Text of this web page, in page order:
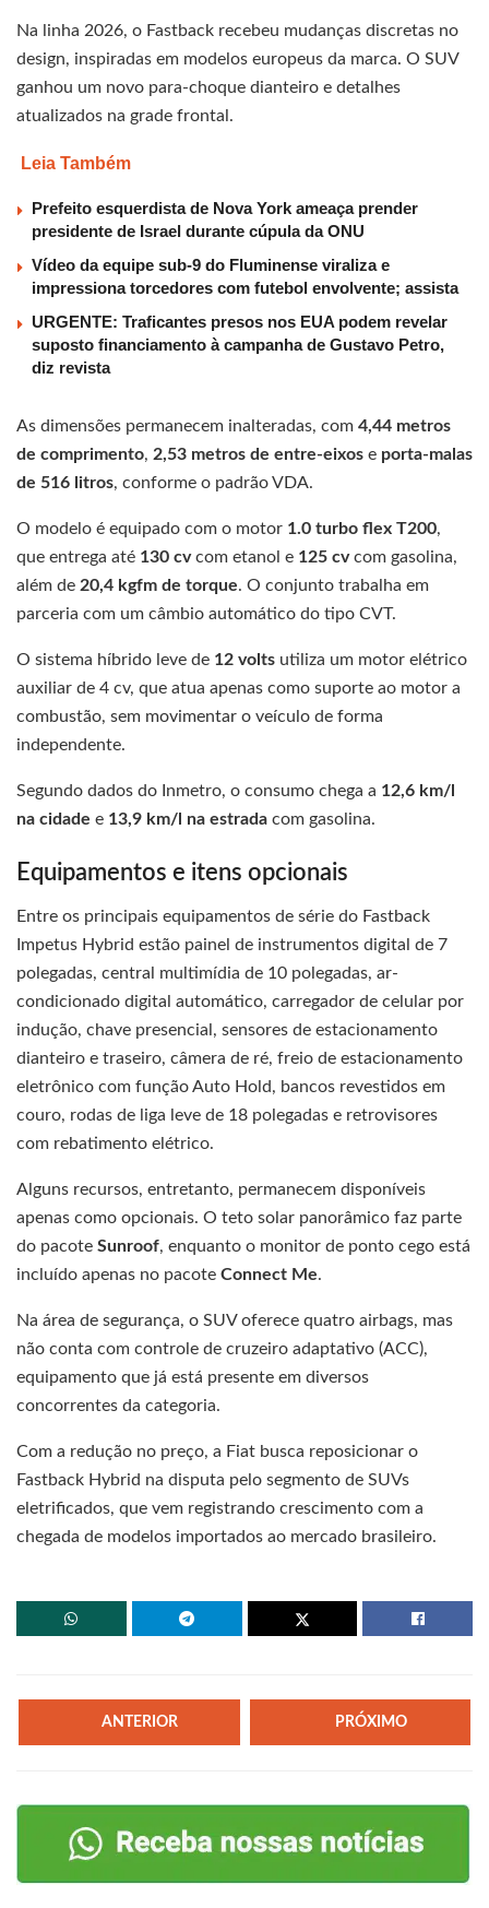
Na linha 2026, o Fastback recebeu mudanças discretas no
design, inspiradas em modelos europeus da marca. O SUV
ganhou um novo para-choque dianteiro e detalhes
atualizados na grade frontal.
Leia Também
Prefeito esquerdista de Nova York ameaça prender
presidente de Israel durante cúpula da ONU
Vídeo da equipe sub-9 do Fluminense viraliza e
impressiona torcedores com futebol envolvente; assista
URGENTE: Traficantes presos nos EUA podem revelar
suposto financiamento à campanha de Gustavo Petro,
diz revista
As dimensões permanecem inalteradas, com 4,44 metros
de comprimento, 2,53 metros de entre-eixos e porta-malas
de 516 litros, conforme o padrão VDA.
O modelo é equipado com o motor 1.0 turbo flex T200,
que entrega até 130 cvcom etanol e 125 cvcom gasolina,
além de 20,4 kgfm de torque. O conjunto trabalha em
parceria com um câmbio automático do tipo CVT.
O sistema híbrido leve de 12 volts utiliza um motor elétrico
auxiliar de 4 cv, que atua apenas como suporte ao motor a
combustão, sem movimentar o veículo de forma
independente.
Segundo dados do Inmetro, o consumo chega a 12,6 km/l
na cidade e 13,9 km/l na estrada com gasolina.
Equipamentos e itens opcionais
Entre os principais equipamentos de série do Fastback
Impetus Hybrid estão painel de instrumentos digital de 7
polegadas, central multimídia de 10 polegadas, ar-
condicionado digital automático, carregador de celular por
indução, chave presencial, sensores de estacionamento
dianteiro e traseiro, câmera de ré, freio de estacionamento
eletrônico com função Auto Hold, bancos revestidos em
couro, rodas de liga leve de 18 polegadas e retrovisores
com rebatimento elétrico.
Alguns recursos, entretanto, permanecem disponíveis
apenas como opcionais. O teto solar panorâmico faz parte
do pacote Sunroof, enquanto o monitor de ponto cego está
incluído apenas no pacote Connect Me.
Na área de segurança, o SUV oferece quatro airbags, mas
não conta com controle de cruzeiro adaptativo (ACC),
equipamento que já está presente em diversos
concorrentes da categoria.
Com a redução no preço, a Fiat busca reposicionar o
Fastback Hybrid na disputa pelo segmento de SUVs
eletrificados, que vem registrando crescimento com a
chegada de modelos importados ao mercado brasileiro.
ANTERIOR PRÓXIMO